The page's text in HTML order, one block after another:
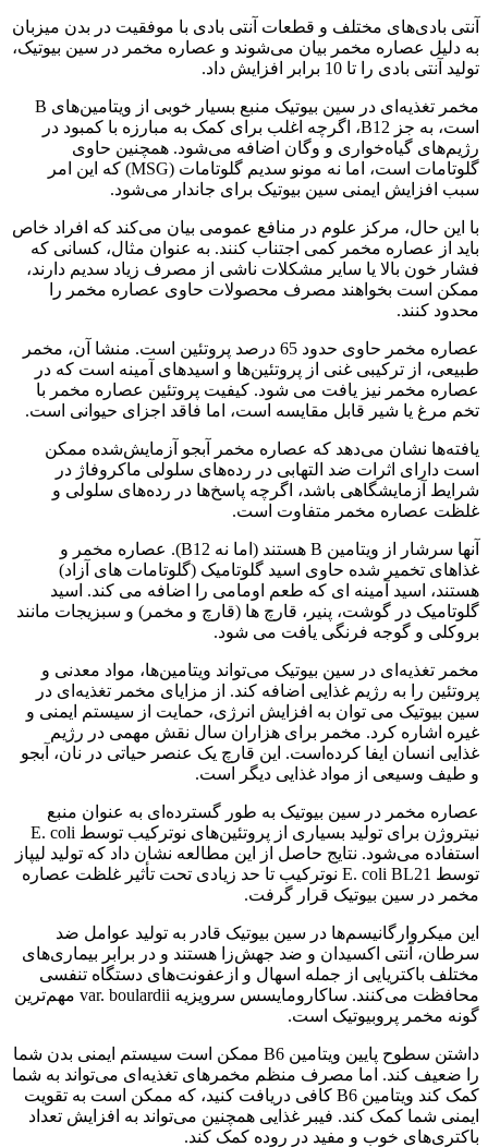
آنتی بادی‌های مختلف و قطعات آنتی بادی با موفقیت در بدن میزبان
به دلیل عصاره مخمر بیان می‌شوند و عصاره مخمر در سین بیوتیک،
تولید آنتی بادی را تا 10 برابر افزایش داد.
مخمر تغذیه‌ای در سین بیوتیک منبع بسیار خوبی از ویتامین‌های B
است، به جز B12، اگرچه اغلب برای کمک به مبارزه با کمبود در
رژیم‌های گیاه‌خواری و وگان اضافه می‌شود. همچنین حاوی
گلوتامات است، اما نه مونو سدیم گلوتامات (MSG) که این امر
سبب افزایش ایمنی سین بیوتیک برای جاندار می‌شود.
با این حال، مرکز علوم در منافع عمومی بیان می‌کند که افراد خاص
باید از عصاره مخمر کمی اجتناب کنند. به عنوان مثال، کسانی که
فشار خون بالا یا سایر مشکلات ناشی از مصرف زیاد سدیم دارند،
ممکن است بخواهند مصرف محصولات حاوی عصاره مخمر را
محدود کنند.
عصاره مخمر حاوی حدود 65 درصد پروتئین است. منشا آن، مخمر
طبیعی، از ترکیبی غنی از پروتئین‌ها و اسیدهای آمینه است که در
عصاره مخمر نیز یافت می شود. کیفیت پروتئین عصاره مخمر با
تخم مرغ یا شیر قابل مقایسه است، اما فاقد اجزای حیوانی است.
یافته‌ها نشان می‌دهد که عصاره مخمر آبجو آزمایش‌شده ممکن
است دارای اثرات ضد التهابی در رده‌های سلولی ماکروفاژ در
شرایط آزمایشگاهی باشد، اگرچه پاسخ‌ها در رده‌های سلولی و
غلظت عصاره مخمر متفاوت است.
آنها سرشار از ویتامین B هستند (اما نه B12). عصاره مخمر و
غذاهای تخمیر شده حاوی اسید گلوتامیک (گلوتامات های آزاد)
هستند، اسید آمینه ای که طعم اومامی را اضافه می کند. اسید
گلوتامیک در گوشت، پنیر، قارچ ها (قارچ و مخمر) و سبزیجات مانند
بروکلی و گوجه فرنگی یافت می شود.
مخمر تغذیه‌ای در سین بیوتیک می‌تواند ویتامین‌ها، مواد معدنی و
پروتئین را به رژیم غذایی اضافه کند. از مزایای مخمر تغذیه‌ای در
سین بیوتیک می توان به افزایش انرژی، حمایت از سیستم ایمنی و
غیره اشاره کرد. مخمر برای هزاران سال نقش مهمی در رژیم
غذایی انسان ایفا کرده‌است. این قارچ یک عنصر حیاتی در نان، آبجو
و طیف وسیعی از مواد غذایی دیگر است.
عصاره مخمر در سین بیوتیک به طور گسترده‌ای به عنوان منبع
نیتروژن برای تولید بسیاری از پروتئین‌های نوترکیب توسط E. coli
استفاده می‌شود. نتایج حاصل از این مطالعه نشان داد که تولید لیپاز
توسط E. coli BL21 نوترکیب تا حد زیادی تحت تأثیر غلظت عصاره
مخمر در سین بیوتیک قرار گرفت.
این میکروارگانیسم‌ها در سین بیوتیک قادر به تولید عوامل ضد
سرطان، آنتی اکسیدان و ضد جهش‌زا هستند و در برابر بیماری‌های
مختلف باکتریایی از جمله اسهال و ازعفونت‌های دستگاه تنفسی
محافظت می‌کنند. ساکارومایسس سرویزیه var. boulardii مهم‌ترین
گونه مخمر پروبیوتیک است.
داشتن سطوح پایین ویتامین B6 ممکن است سیستم ایمنی بدن شما
را ضعیف کند. اما مصرف منظم مخمر‌های تغذیه‌ای می‌تواند به شما
کمک کند ویتامین B6 کافی دریافت کنید، که ممکن است به تقویت
ایمنی شما کمک کند. فیبر غذایی همچنین می‌تواند به افزایش تعداد
باکتری‌های خوب و مفید در روده کمک کند.